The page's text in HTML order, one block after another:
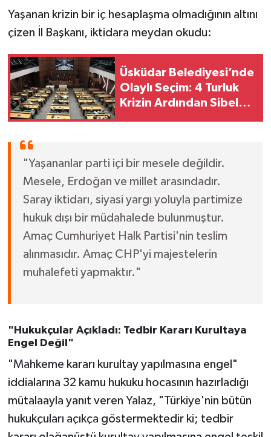
Yaşanan krizin bir iç hesaplaşma olmadığının altını
çizen İl Başkanı, iktidara meydan okudu:
Üsküdar Belediyesi’nde
Olaylı Seçim: 4 Turluk
Krizin Ardından Sibel
"Yaşananlar parti içi bir mesele değildir.
Mesele, Erdoğan ve millet arasındadır.
Saray iktidarı, siyasi yargı yoluyla partimize
hukuk dışı bir müdahalede bulunmuştur.
Amaç Cumhuriyet Halk Partisi'nin teslim
alınmasıdır. Amaç CHP'yi majestelerin
muhalefeti yapmaktır."
"Hukukçular Açıkladı: Tedbir Kararı Kurultaya
Engel Değil"
"Mahkeme kararı kurultay yapılmasına engel"
iddialarına 32 kamu hukuku hocasının hazırladığı
mütalaayla yanıt veren Yalaz, "Türkiye'nin bütün
hukukçuları açıkça göstermektedir ki; tedbir